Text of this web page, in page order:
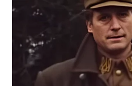
WN
DAIRI
WN
DANAU
TOBA